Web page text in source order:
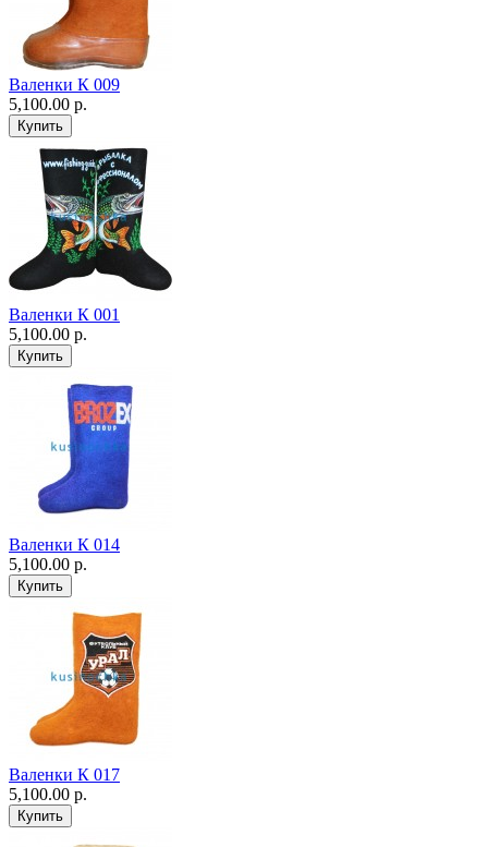
Валенки К 009
5,100.00 р.
Валенки К 001
5,100.00 р.
Валенки К 014
5,100.00 р.
Валенки К 017
5,100.00 р.